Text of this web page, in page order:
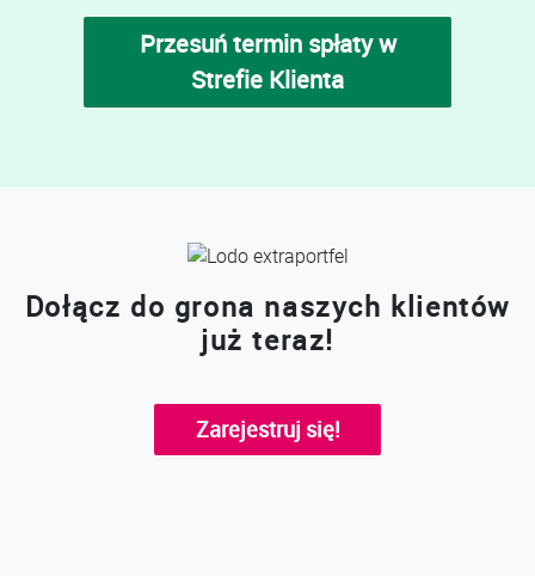
Przesuń termin spłaty w
Strefie Klienta
Dołącz do grona naszych klientów
już teraz!
Zarejestruj się!